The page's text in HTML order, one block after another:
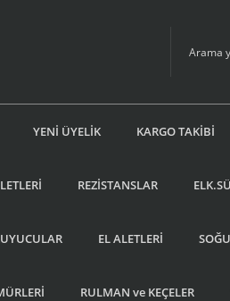
YENİ ÜYELİK KARGO TAKİBİ
REZİSTANSLAR
EL ALETLERİ
RULMAN ve KEÇELER